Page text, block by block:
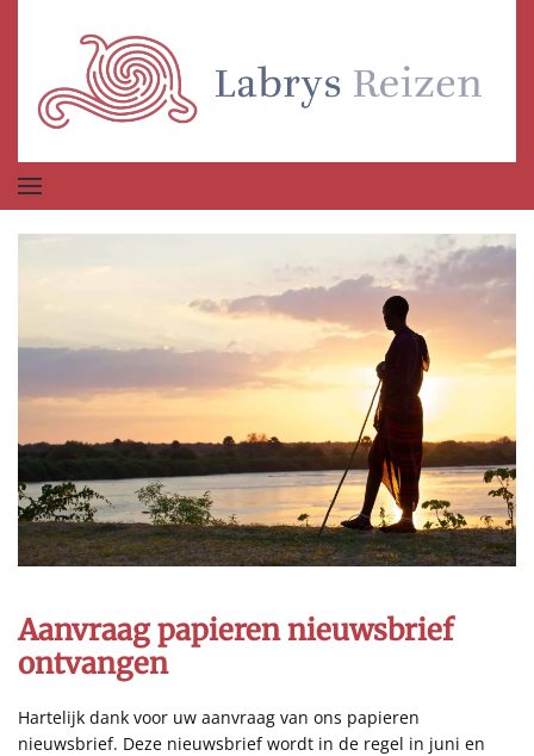
Terug naar hoofdinhoud
Aanvraag papieren nieuwsbrief
ontvangen
Hartelijk dank voor uw aanvraag van ons papieren
nieuwsbrief. Deze nieuwsbrief wordt in de regel in juni en